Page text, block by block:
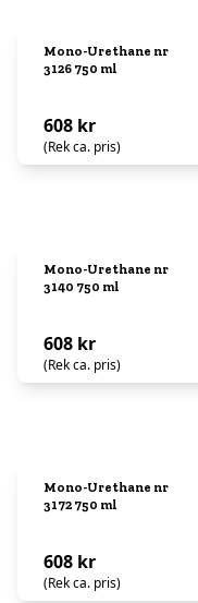
Mono-Urethane nr
3126 750 ml
608 kr
(Rek ca. pris)
Mono-Urethane nr
3140 750 ml
608 kr
(Rek ca. pris)
Mono-Urethane nr
3172 750 ml
608 kr
(Rek ca. pris)